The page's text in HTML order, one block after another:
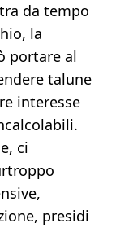
da tempo
la
portare al
talune
interesse
ci
presidi